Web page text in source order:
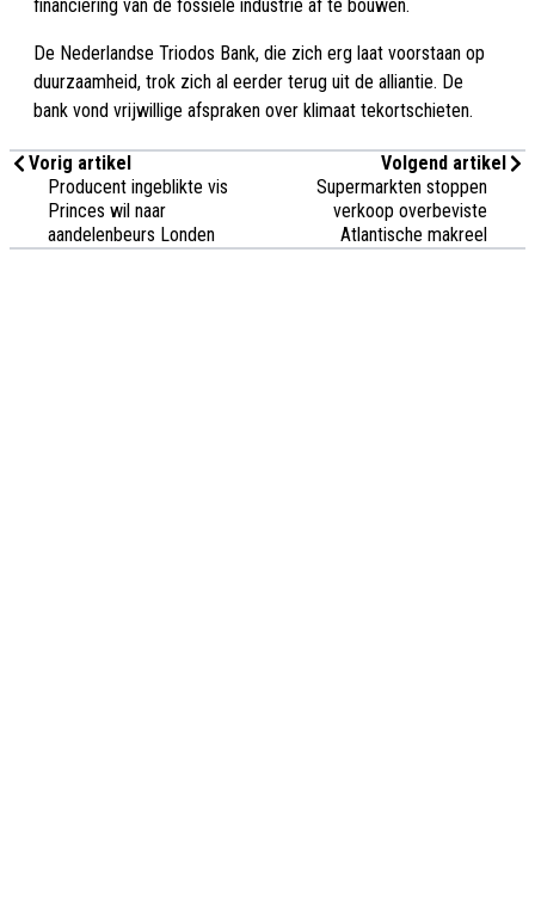
financiering van de fossiele industrie af te bouwen.
De Nederlandse Triodos Bank, die zich erg laat voorstaan op
duurzaamheid, trok zich al eerder terug uit de alliantie. De
bank vond vrijwillige afspraken over klimaat tekortschieten.
Vorig artikel
Producent ingeblikte vis
Princes wil naar
aandelenbeurs Londen
Volgend artikel
Supermarkten stoppen
verkoop overbeviste
Atlantische makreel